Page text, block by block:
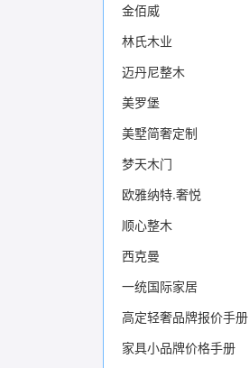
金佰威
林氏木业
迈丹尼整木
美罗堡
美墅简奢定制
梦天木门
欧雅纳特.奢悦
顺心整木
西克曼
一统国际家居
高定轻奢品牌报价手册
家具小品牌价格手册